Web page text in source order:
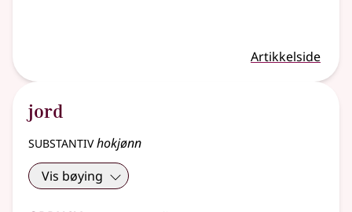
Artikkelside
jord
substantivhokjønn
Vis bøying